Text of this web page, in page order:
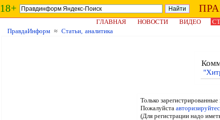
18+
ГЛАВНАЯ НОВОСТИ ВИДЕО
ПравдаИнформ ≈ Статьи, аналитика
Только
Пожалуйста
(Для регистрации надо